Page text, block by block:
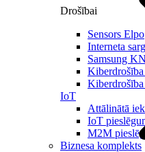
Drošībai
Sensors Elpo
Interneta
Samsung
IoT
Attālinātā
IoT
M2M
Biznesa komplekts